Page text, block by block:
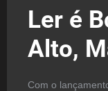
Ler é
Alto,
Com o